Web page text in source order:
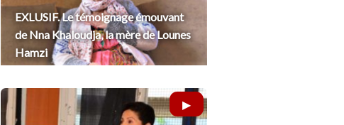
EXLUSIF. Le témoignage émouvant
de Nna Khaloudja, la mère de Lounes
Hamzi